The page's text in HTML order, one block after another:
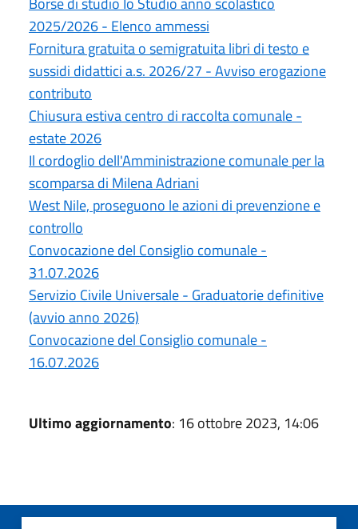
2025/2026 - Elenco ammessi
Fornitura gratuita o semigratuita libri di testo e
sussidi didattici a.s. 2026/27 - Avviso erogazione
contributo
Chiusura estiva centro di raccolta comunale -
estate 2026
Il cordoglio dell'Amministrazione comunale per la
scomparsa di Milena Adriani
West Nile, proseguono le azioni di prevenzione e
controllo
Convocazione del Consiglio comunale -
31.07.2026
Servizio Civile Universale - Graduatorie definitive
(avvio anno 2026)
Convocazione del Consiglio comunale -
16.07.2026
Ultimo aggiornamento: 16 ottobre 2023, 14:06